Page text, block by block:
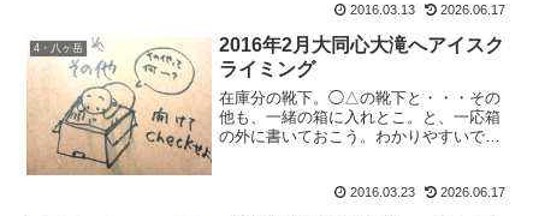
ないですよ。本当にあるんです、この名
前の商品が。皆様今晩にゃ。おさるのも
おすけです。先日、何故か...
2016.03.13 2026.06.17
4・八ヶ岳
2016年2月大同心大滝へアイスク
ライミング
在庫分の靴下。◯△の靴下と・・・その
他も、一緒の箱に入れとこ。と、一応箱
の外に書いておこう。わかりやすいでし
けでございます。皆様こんばんにゃ。さ
2016.03.23 2026.06.17